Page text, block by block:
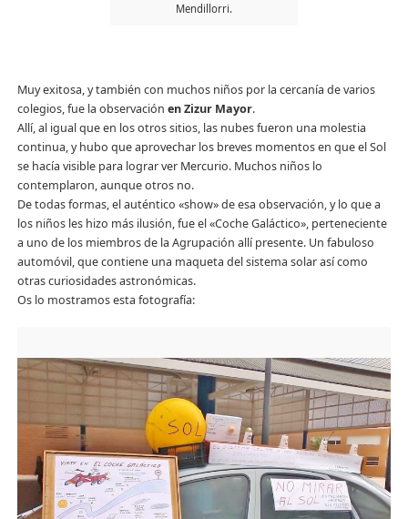
Mendillorri.
Muy exitosa, y también con muchos niños por la cercanía de varios
colegios, fue la observación en Zizur Mayor.
Allí, al igual que en los otros sitios, las nubes fueron una molestia
continua, y hubo que aprovechar los breves momentos en que el Sol
se hacía visible para lograr ver Mercurio. Muchos niños lo
contemplaron, aunque otros no.
De todas formas, el auténtico «show» de esa observación, y lo que a
los niños les hizo más ilusión, fue el «Coche Galáctico», perteneciente
a uno de los miembros de la Agrupación allí presente. Un fabuloso
automóvil, que contiene una maqueta del sistema solar así como
otras curiosidades astronómicas.
Os lo mostramos esta fotografía: